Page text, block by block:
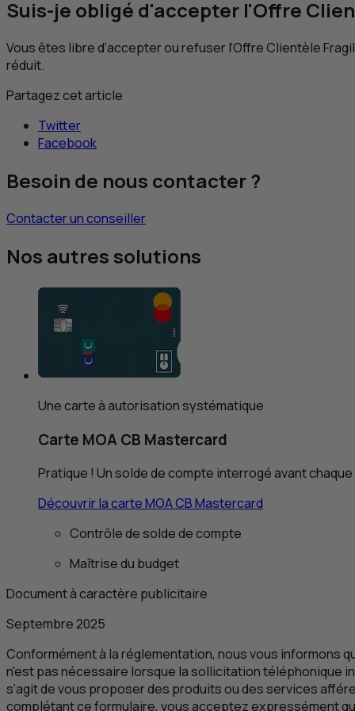
Suis-je obligé d'accepter l'Offre
Vous êtes libre d’accepter ou refuser l’Offre Clientèle
réduit.
Partagez cet article
Twitter
Facebook
Besoin de nous contacter ?
Contacter un conseiller
Nos autres solutions
Une carte à autorisation systématique
Carte MOA CB Mastercard
Pratique ! Un solde de compte interrogé avant
Découvrir la carteMOACBMastercard
Contrôle de solde de compte
Maîtrise du budget
Document à caractère publicitaire
Septembre 2025
Conformément à la réglementation, nous vous
n'est pas nécessaire lorsque la sollicitation téléphonique
s’agit de vous proposer des produits ou des services
complétant ce formulaire, vous acceptez expressément